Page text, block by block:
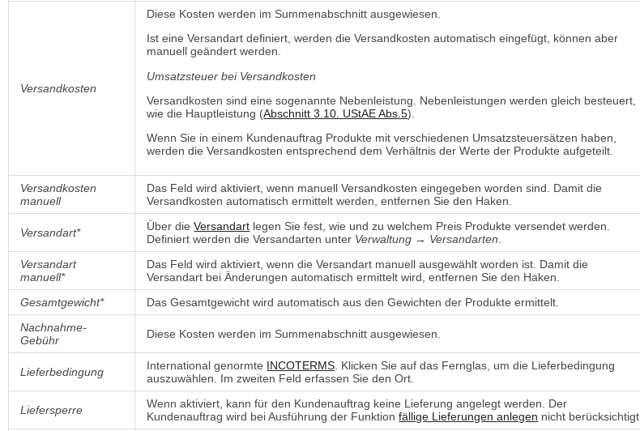
Versandkosten
Diese Kosten werden im Summenabschnitt ausgewiesen.
Ist eine Versandart definiert, werden die Versandkosten automatisch eingefügt, können aber
manuell geändert werden.
Umsatzsteuer bei Versandkosten
Versandkosten sind eine sogenannte Nebenleistung. Nebenleistungen werden gleich besteuert,
wie die Hauptleistung (Abschnitt 3.10. UStAE Abs.5).
Wenn Sie in einem Kundenauftrag Produkte mit verschiedenen Umsatzsteuersätzen haben,
werden die Versandkosten entsprechend dem Verhältnis der Werte der Produkte aufgeteilt.
Versandkosten
manuell
Das Feld wird aktiviert, wenn manuell Versandkosten eingegeben worden sind. Damit die
Versandkosten automatisch ermittelt werden, entfernen Sie den Haken.
Versandart* Über dieVersandart legen Sie fest, wie und zu welchem Preis Produkte versendet werden.
Definiert werden die Versandarten unter Verwaltung → Versandarten
Versandart
manuell*
Das Feld wird aktiviert, wenn die Versandart manuell ausgewählt worden ist. Damit die
Versandart bei Änderungen automatisch ermittelt wird, entfernen Sie den Haken.
Gesamtgewicht*
Das Gesamtgewicht wird automatisch aus den Gewichten der Produkte ermittelt.
Nachnahme-
Gebühr
Diese Kosten werden im Summenabschnitt ausgewiesen.
Lieferbedingung International genormte INCOTERMS . Klicken Sie auf das Fernglas, um die Lieferbedingung
auszuwählen. Im zweiten Feld erfassen Sie den Ort.
Liefersperre
Wenn aktiviert, kann für den Kundenauftrag keine Lieferung angelegt werden. Der
Kundenauftrag wird bei Ausführung der Funktionfällige Lieferungen anlegen nicht berücksichtigt.